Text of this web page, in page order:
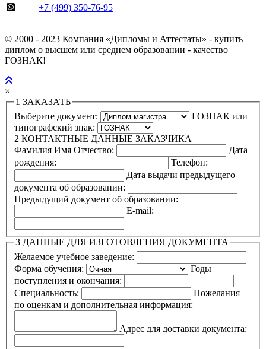
+7 (499) 350-76-95
© 2000 - 2023 Компания «Дипломы и Аттестаты» - купить
диплом о высшем или среднем образовании - качество
ГОЗНАК!
×
1 ЗАКАЗАТЬ
Выберите документ:
ГОЗНАК или
типографский знак:
2 КОНТАКТНЫЕ ДАННЫЕ ЗАКАЗЧИКА
Фамилия Имя Отчество:
Дата
рождения:
Телефон:
Дата выдачи предыдущего
документа об образовании:
Предыдущий документ об образовании:
E-mail:
3 ДАННЫЕ ДЛЯ ИЗГОТОВЛЕНИЯ ДОКУМЕНТА
Желаемое учебное заведение:
Форма обучения:
Годы
поступления и окончания:
Специальность:
Пожелания
по оценкам и дополнительная информация:
Адрес для доставки документа: